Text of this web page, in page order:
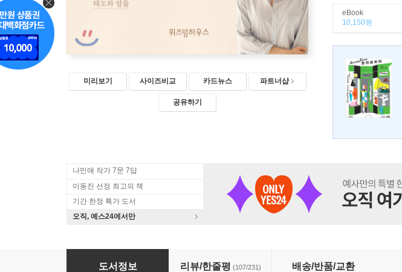
미리보기 사이즈비교 카드뉴스 파트너샵
공유하기
eBook
10,150원
나민애 작가 7문 7답
이동진 선정 최고의 책
기간 한정 특가 도서
오직, 예스24에서만
보통의 언어들
도서정보 리뷰/한줄평 (107/231) 배송/반품/교환